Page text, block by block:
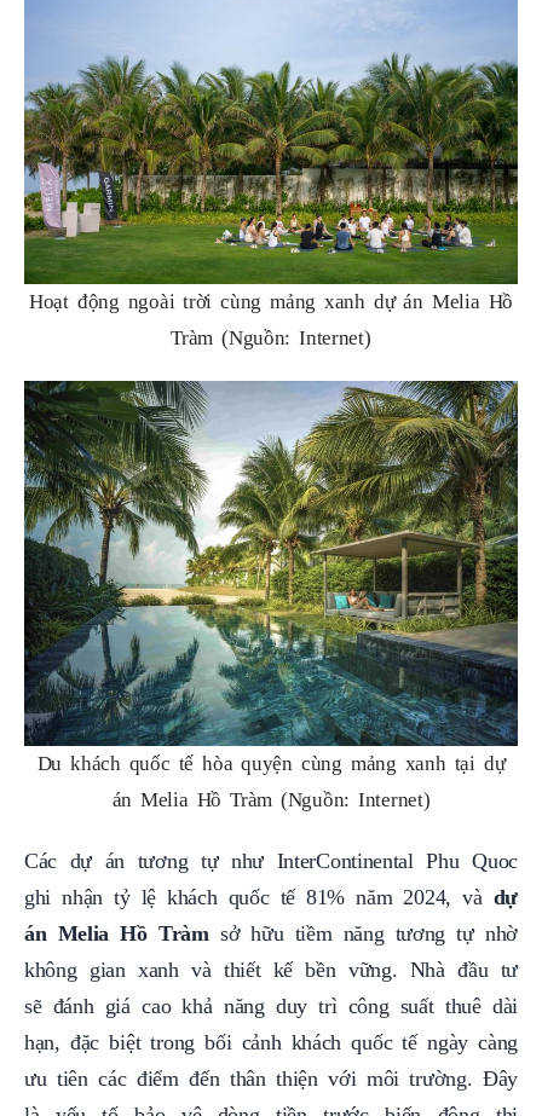
Hoạt động ngoài trời cùng mảng xanh dự án Melia Hồ
Tràm (Nguồn: Internet)
Du khách quốc tế hòa quyện cùng mảng xanh tại dự
án Melia Hồ Tràm (Nguồn: Internet)
Các dự án tương tự như InterContinental Phu Quoc
ghi nhận tỷ lệ khách quốc tế 81% năm 2024, và dự
án Melia Hồ Tràm sở hữu tiềm năng tương tự nhờ
không gian xanh và thiết kế bền vững. Nhà đầu tư
sẽ đánh giá cao khả năng duy trì công suất thuê dài
hạn, đặc biệt trong bối cảnh khách quốc tế ngày càng
ưu tiên các điểm đến thân thiện với môi trường. Đây